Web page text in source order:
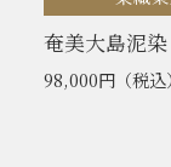
奄美大島泥染
98,000円（税込）